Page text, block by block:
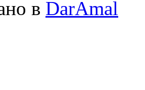
в DarAmal